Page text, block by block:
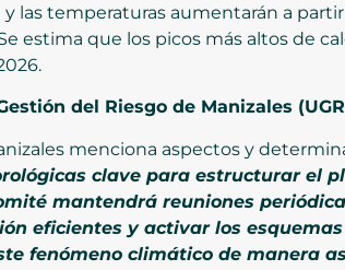
las temperaturas aumentarán a
estima que los picos más altos de
del Riesgo de Manizales
menciona aspectos y
clave para estructurar el
mantendrá reuniones
eficientes y activar los
fenómeno climático de manera